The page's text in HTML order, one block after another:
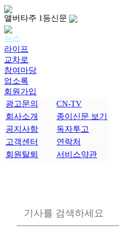
앨버타주 1등신문
뉴스
라이프
교차로
참여마당
업소록
회원가입
광고문의
CN-TV
회사소개
종이신문 보기
공지사항
독자투고
고객센터
연락처
회원탈퇴
서비스약관